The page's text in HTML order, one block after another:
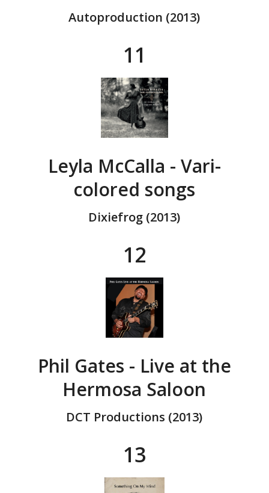
Autoproduction (2013)
11
Leyla McCalla - Vari-
colored songs
Dixiefrog (2013)
12
Phil Gates - Live at the
Hermosa Saloon
DCT Productions (2013)
13